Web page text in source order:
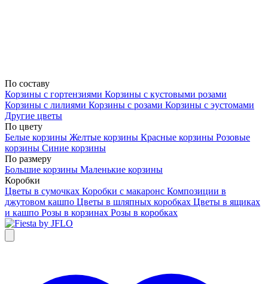
По составу
Корзины с гортензиями Корзины с кустовыми розами
Корзины с лилиями Корзины с розами Корзины с эустомами
Другие цветы
По цвету
Белые корзины Желтые корзины Красные корзины Розовые
корзины Синие корзины
По размеру
Большие корзины Маленькие корзины
Коробки
Цветы в сумочках Коробки с макаронс Композиции в
джутовом кашпо Цветы в шляпных коробках Цветы в ящиках
и кашпо Розы в корзинах Розы в коробках